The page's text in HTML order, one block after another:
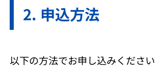
申込方法
以下の方法でお申し込みください